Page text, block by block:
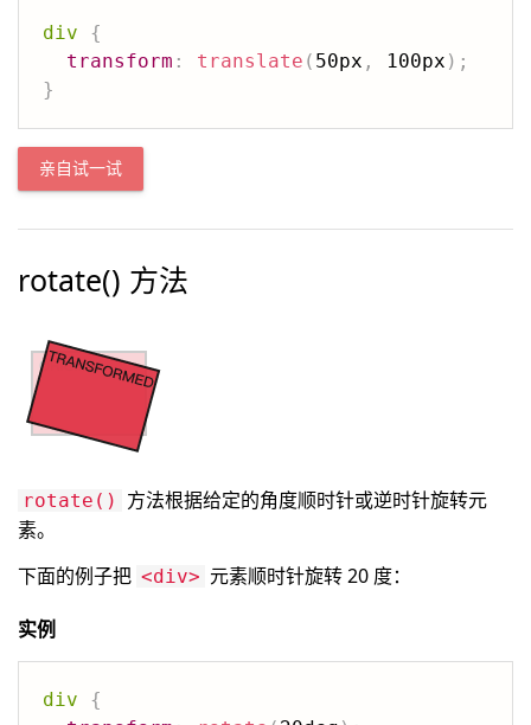
div
{
transform : translate ( 50px , 100px ) ;
}
亲自试一试
rotate() 方法
rotate()
方法根据给定的角度顺时针或逆时针旋转元
素。
下面的例子把 <div> 元素顺时针旋转 20 度：
实例
div
{